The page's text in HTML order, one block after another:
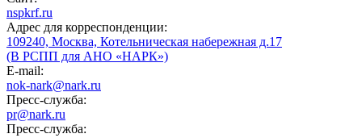
nspkrf.ru
Адрес для корреспонденции:
109240, Москва, Котельническая набережная д.17
(В РСПП для АНО «НАРК»)
E-mail:
nok-nark@nark.ru
Пресс-служба:
pr@nark.ru
Пресс-служба: